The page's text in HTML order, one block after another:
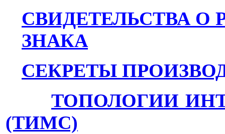
СВИДЕТЕЛЬСТВА О
ЗНАКА
СЕКРЕТЫ
ТОПОЛОГИИ
(ТИМС)